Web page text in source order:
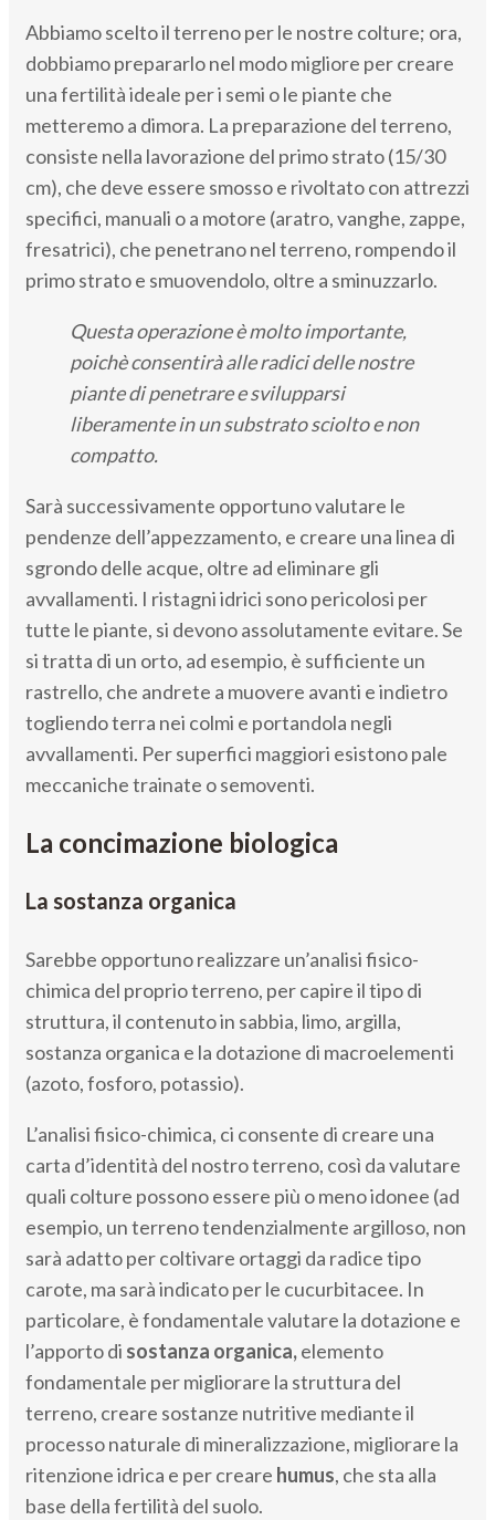
Abbiamo scelto il terreno per le nostre colture; ora,
dobbiamo prepararlo nel modo migliore per creare
una fertilità ideale per i semi o le piante che
metteremo a dimora. La preparazione del terreno,
consiste nella lavorazione del primo strato (15/30
cm), che deve essere smosso e rivoltato con attrezzi
specifici, manuali o a motore (aratro, vanghe, zappe,
fresatrici), che penetrano nel terreno, rompendo il
primo strato e smuovendolo, oltre a sminuzzarlo.
Questa operazione è molto importante,
poichè consentirà alle radici delle nostre
piante di penetrare e svilupparsi
liberamente in un substrato sciolto e non
compatto.
Sarà successivamente opportuno valutare le
pendenze dell’appezzamento, e creare una linea di
sgrondo delle acque, oltre ad eliminare gli
avvallamenti. I ristagni idrici sono pericolosi per
tutte le piante, si devono assolutamente evitare. Se
si tratta di un orto, ad esempio, è sufficiente un
rastrello, che andrete a muovere avanti e indietro
togliendo terra nei colmi e portandola negli
avvallamenti. Per superfici maggiori esistono pale
meccaniche trainate o semoventi.
La concimazione biologica
La sostanza organica
Sarebbe opportuno realizzare un’analisi fisico-
chimica del proprio terreno, per capire il tipo di
struttura, il contenuto in sabbia, limo, argilla,
sostanza organica e la dotazione di macroelementi
(azoto, fosforo, potassio).
L’analisi fisico-chimica, ci consente di creare una
carta d’identità del nostro terreno, così da valutare
quali colture possono essere più o meno idonee (ad
esempio, un terreno tendenzialmente argilloso, non
sarà adatto per coltivare ortaggi da radice tipo
carote, ma sarà indicato per le cucurbitacee. In
particolare, è fondamentale valutare la dotazione e
l’apporto di sostanza organica,elemento
fondamentale per migliorare la struttura del
terreno, creare sostanze nutritive mediante il
processo naturale di mineralizzazione, migliorare la
ritenzione idrica e per creare humus, che sta alla
base della fertilità del suolo.